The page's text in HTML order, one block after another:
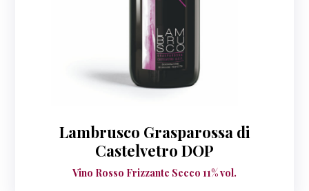
Lambrusco Grasparossa di
Castelvetro DOP
Vino Rosso Frizzante Secco 11% vol.